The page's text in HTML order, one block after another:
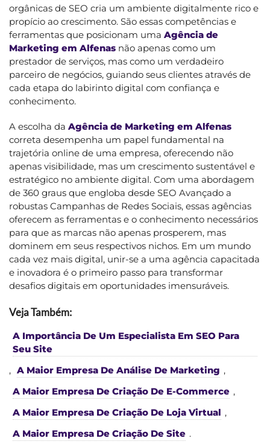
orgânicas de SEO cria um ambiente digitalmente rico e
propício ao crescimento. São essas competências e
ferramentas que posicionam uma Agência de
Marketing em Alfenas não apenas como um
prestador de serviços, mas como um verdadeiro
parceiro de negócios, guiando seus clientes através de
cada etapa do labirinto digital com confiança e
conhecimento.
A escolha da Agência de Marketing em Alfenas
correta desempenha um papel fundamental na
trajetória online de uma empresa, oferecendo não
apenas visibilidade, mas um crescimento sustentável e
estratégico no ambiente digital. Com uma abordagem
de 360 graus que engloba desde SEO Avançado a
robustas Campanhas de Redes Sociais, essas agências
oferecem as ferramentas e o conhecimento necessários
para que as marcas não apenas prosperem, mas
dominem em seus respectivos nichos. Em um mundo
cada vez mais digital, unir-se a uma agência capacitada
e inovadora é o primeiro passo para transformar
desafios digitais em oportunidades imensuráveis.
Veja Também:
A Importância De Um Especialista Em SEO Para
Seu Site
, A Maior Empresa De Análise De Marketing ,
A Maior Empresa De Criação De E-Commerce ,
A Maior Empresa De Criação De Loja Virtual ,
A Maior Empresa De Criação De Site .